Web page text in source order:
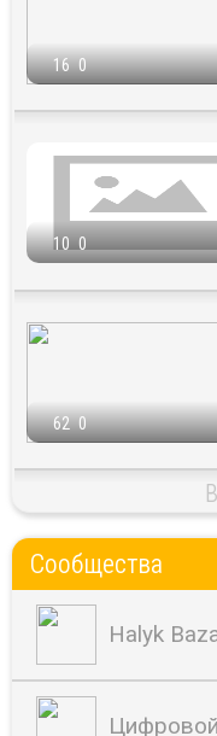
16 0
10 0
62 0
Сообщества
Halyk